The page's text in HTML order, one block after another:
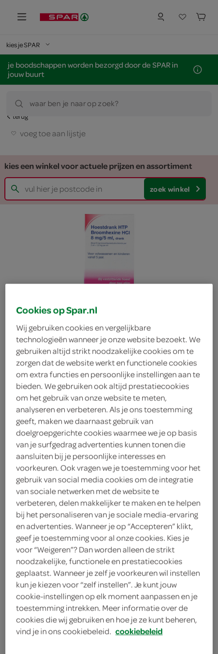
kies je SPAR
je boodschappen worden bezorgd door de SPAR in
jouw buurt
waar ben je naar op zoek?
terug
voeg toe aan lijstje
kies een winkel voor actuele prijzen en assortiment
zoek winkel
Healthy hoestdrank
Healthy
5.
49
150 Milliliter
Let op: aanbiedingen zijn niet zichtbaar bij de
producten, maar worden wél automatisch
verwerkt in de winkelmand.
Broomhexine hoestdrank bij vastzittende hoest door
taai slijm
brengt snel verlichting
voor volwassenen en kinderen vanaf 5 jaar
Cookies op Spar.nl
Wij gebruiken cookies en vergelijkbare
technologieën wanneer je onze website bezoekt. We
gebruiken altijd strikt noodzakelijke cookies om te
zorgen dat de website werkt en functionele cookies
om extra functies en persoonlijke instellingen aan te
bieden. We gebruiken ook altijd prestatiecookies
om het gebruik van onze website te meten,
analyseren en verbeteren. Als je ons toestemming
geeft, maken we daarnaast gebruik van
doelgroepgerichte cookies waarmee we je op basis
van je surfgedrag advertenties kunnen tonen die
aansluiten bij je persoonlijke interesses en
voorkeuren. Ook vragen we je toestemming voor het
gebruik van social media cookies om de integratie
van sociale netwerken met de website te
verbeteren, delen makkelijker te maken en te helpen
bij het personaliseren van je sociale media-ervaring
en advertenties. Wanneer je op “Accepteren” klikt,
geef je toestemming voor al onze cookies. Kies je
voor “Weigeren”? Dan worden alleen de strikt
noodzakelijke, functionele en prestatiecookies
geplaatst. Wanneer je zelf je voorkeuren wil instellen
kun je kiezen voor “zelf instellen”. Je kunt jouw
cookie-instellingen op elk moment aanpassen en je
toestemming intrekken. Meer informatie over de
cookies die wij gebruiken en hoe je ze kunt beheren,
vind je in ons cookiebeleid. cookiebeleid